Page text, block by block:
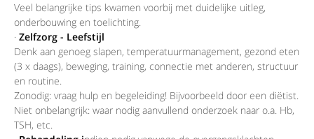
Veel belangrijke tips kwamen voorbij met duidelijke uitleg,
onderbouwing en toelichting.
· Zelfzorg - Leefstijl
Denk aan genoeg slapen, temperatuurmanagement, gezond eten
(3 x daags), beweging, training, connectie met anderen, structuur
en routine.
Zonodig: vraag hulp en begeleiding! Bijvoorbeeld door een diëtist.
Niet onbelangrijk: waar nodig aanvullend onderzoek naar o.a. Hb,
TSH, etc.